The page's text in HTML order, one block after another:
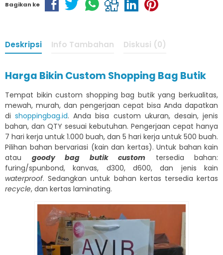
Bagikan ke
Deskripsi Info Tambahan Diskusi (0)
Harga Bikin Custom Shopping Bag Butik
Tempat bikin custom shopping bag butik yang berkualitas,
mewah, murah, dan pengerjaan cepat bisa Anda dapatkan
dishoppingbag.id. Anda bisa custom ukuran, desain, jenis
bahan, dan QTY sesuai kebutuhan. Pengerjaan cepat hanya
7 hari kerja untuk 1.000 buah, dan 5 hari kerja untuk 500 buah.
Pilihan bahan bervariasi (kain dan kertas). Untuk bahan kain
atau goody bag butik custom tersedia bahan:
furing/spunbond, kanvas, d300, d600, dan jenis kain
waterproof. Sedangkan untuk bahan kertas tersedia kertas
recycle, dan kertas laminating.